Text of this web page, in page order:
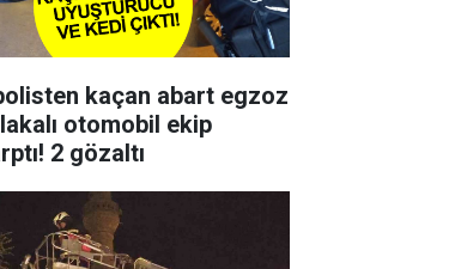
kaçan abart egzoz
otomobil ekip
2 gözaltı